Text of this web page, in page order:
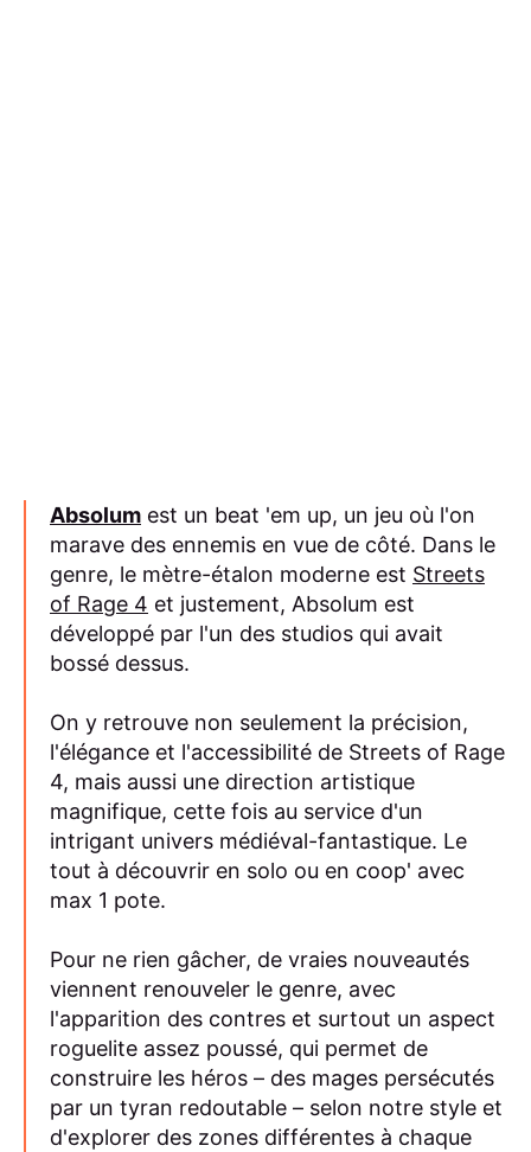
Absolum est un beat 'em up, un jeu où l'on
marave des ennemis en vue de côté. Dans le
genre, le mètre-étalon moderne est Streets
of Rage 4 et justement, Absolum est
développé par l'un des studios qui avait
bossé dessus.
On y retrouve non seulement la précision,
l'élégance et l'accessibilité de Streets of Rage
4, mais aussi une direction artistique
magnifique, cette fois au service d'un
intrigant univers médiéval-fantastique. Le
tout à découvrir en solo ou en coop' avec
max 1 pote.
Pour ne rien gâcher, de vraies nouveautés
viennent renouveler le genre, avec
l'apparition des contres et surtout un aspect
roguelite assez poussé, qui permet de
construire les héros – des mages persécutés
par un tyran redoutable – selon notre style et
d'explorer des zones différentes à chaque